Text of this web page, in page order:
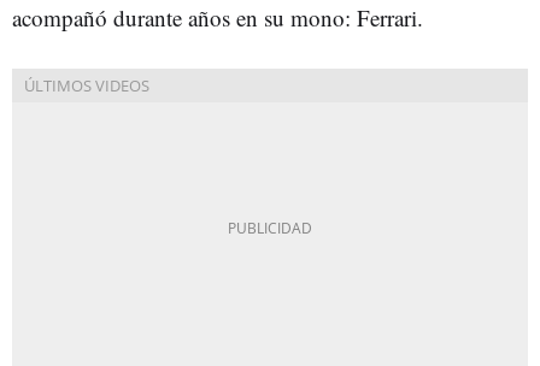
acompañó durante años en su mono: Ferrari.